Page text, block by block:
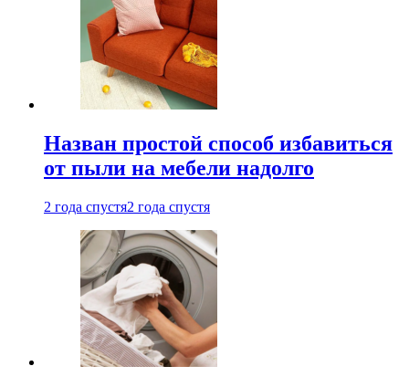
Назван простой способ избавиться
от пыли на мебели надолго
2 года спустя2 года спустя